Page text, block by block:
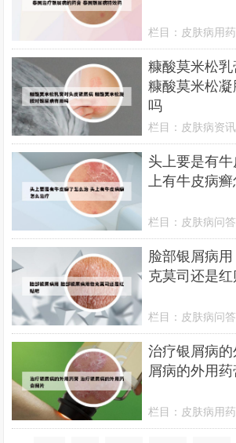
栏目： 皮肤病用药
糠酸莫米松
糠酸莫米松
吗
栏目： 皮肤病资讯
头上要是有
上有牛皮病
栏目： 皮肤病问答
脸部银屑病
克莫司还是
栏目： 皮肤病问答
治疗银屑病
屑病的外用
栏目： 皮肤病用药